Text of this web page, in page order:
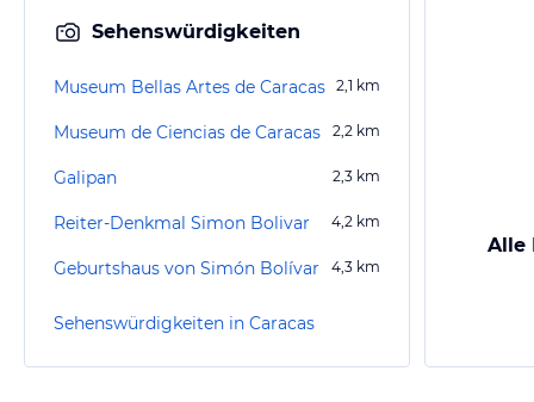
Sehenswürdigkeiten
Museum Bellas Artes de Caracas 2,1 km
Museum de Ciencias de Caracas 2,2 km
Galipan 2,3 km
Reiter-Denkmal Simon Bolivar 4,2 km
Geburtshaus von Simón Bolívar 4,3 km
Sehenswürdigkeiten in Caracas
Alle